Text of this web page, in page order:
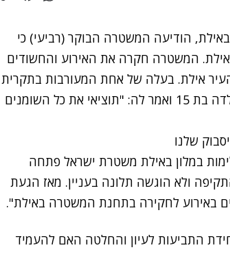
באילת, הודיעה המשטרה הבוקר (רביעי) כי
המשטרה חקרה את האירוע והחשודים
אילת. בעלה של אחת המעורבות בתקרית
טען אמש כי הקטטה החלה כאשר המציל פנה לילדה בת 15 ואמר לה: "תוציאי את כל השומנים
שלנו
במלון באילת משטרת ישראל פתחה
ולא הוגשה תלונה בעניין. מאז הגעת
באירוע לחקירה בתחנת המשטרה באילת".
התביעות לעיון והחלטה האם להעמיד